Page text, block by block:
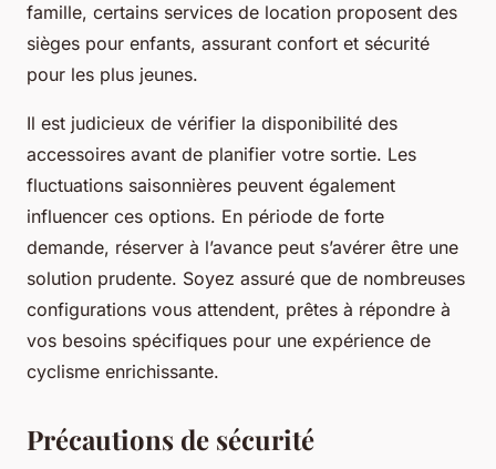
famille, certains services de location proposent des
sièges pour enfants, assurant confort et sécurité
pour les plus jeunes.
Il est judicieux de vérifier la disponibilité des
accessoires avant de planifier votre sortie. Les
fluctuations saisonnières peuvent également
influencer ces options. En période de forte
demande, réserver à l’avance peut s’avérer être une
solution prudente. Soyez assuré que de nombreuses
configurations vous attendent, prêtes à répondre à
vos besoins spécifiques pour une expérience de
cyclisme enrichissante.
Précautions de sécurité